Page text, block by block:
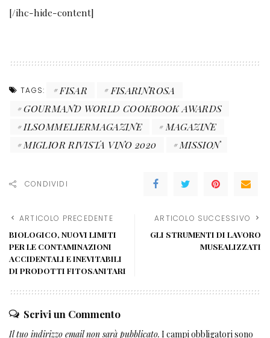
[/ihc-hide-content]
TAGS: FISAR
FISARINROSA
GOURMAND WORLD COOKBOOK AWARDS
ILSOMMELIERMAGAZINE
MAGAZINE
MIGLIOR RIVISTA VINO 2020
MISSION
CONDIVIDI
ARTICOLO PRECEDENTE
BIOLOGICO, NUOVI LIMITI
PER LE CONTAMINAZIONI
ACCIDENTALI E INEVITABILI
DI PRODOTTI FITOSANITARI
ARTICOLO SUCCESSIVO
GLI STRUMENTI DI LAVORO
MUSEALIZZATI
Scrivi un Commento
Il tuo indirizzo email non sarà pubblicato. I campi obbligatori sono